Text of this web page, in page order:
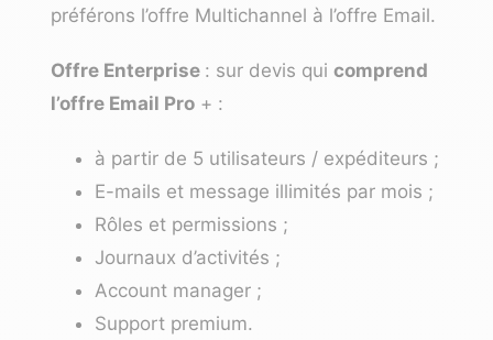
préférons l’offre Multichannel à l’offre Email.
Offre Enterprise : sur devis qui comprend
l’offre Email Pro + :
à partir de 5 utilisateurs / expéditeurs ;
E-mails et message illimités par mois ;
Rôles et permissions ;
Journaux d’activités ;
Account manager ;
Support premium.